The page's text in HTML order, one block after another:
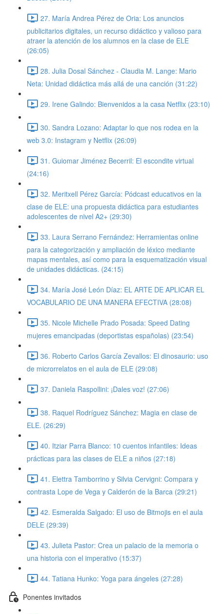
27. María Andrea Pérez de Oria: Los anuncios
publicitarios digitales, un recurso didáctico y valioso para
atraer la atención de los alumnos en la clase de ELE
(26:05)
28. Julia Dosal Sánchez - Claudia M. Lange: Mario
Neta: Unidad didáctica más allá de una canción (31:22)
29. Irene Galindo: Bienvenidos a la casa Netflix (23:10)
30. Sandra Lozano: Adaptar lo que nos rodea en la
web 3.0: Instagram y Netflix (26:09)
31. Guiomar Jiménez Becerril: El escondite virtual
(24:16)
32. Meritxell Pérez García: Pódcast educativos en la
clase de ELE: una propuesta didáctica para estudiantes
adolescentes de nivel A2+ (29:30)
33. Laura Serrano Fernández: Herramientas online
para la categorización y ampliación de léxico mediante
mapas mentales, así como para la esquematización visual
de unidades didácticas. (24:15)
34. María José León Díaz: EL ARTE DE APLICAR EL
VOCABULARIO DE UNA MANERA EFECTIVA (28:08)
35. Nicole Michelle Prado Posada: Speed Dating
mujeres emancipadas (deportistas españolas) (23:54)
36. Roberto Carlos García Zevallos: El dinosaurio: uso
de microrrelatos en el aula de ELE (29:08)
37. Daniela Raspollini: ¡Dales voz! (27:06)
38. Raquel Rodríguez Sánchez: Magia en clase de
ELE. (26:29)
40. Itziar Parra Blanco: 10 cuentos infantiles: Ideas
prácticas para las clases de ELE a niños (27:18)
41. Elettra Tamborrino y Silvia Cervigni: Compara y
contrasta Lope de Vega y Calderón de la Barca (29:21)
42. Esmeralda Salgado: El uso de Bitmojis en el aula
DELE (29:39)
43. Julieta Pastor: Crea un palacio de la memoria o
una historia con el imperativo (15:37)
44. Tatiana Hunko: Yoga para ángeles (27:28)
Ponentes invitados